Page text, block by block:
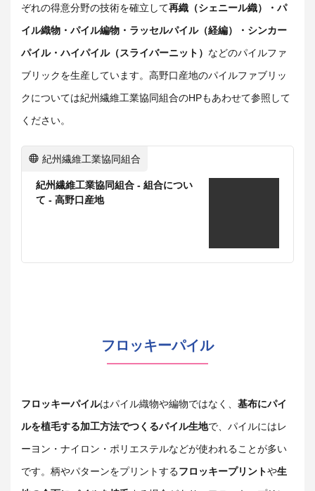
ぞれの得意分野の技術を確立して再織（シェニール織）・パ
イル織物・パイル編物・ラッセルパイル（経編）・シンカー
パイル・ハイパイル（スライバーニット） などのパイルファ
ブリックを生産しています。高野口産地のパイルファブリッ
クについては紀州繊維工業協同組合のHPもあわせて参照して
ください。
紀州繊維工業協同組合
紀州繊維工業協同組合 - 組合につい
て - 高野口産地
フロッキーパイル
フロッキーパイルはパイル織物や編物ではなく、 基布にパイ
ルを植毛する加工方法でつくるパイル生地で、パイルにはレ
ーヨン・ナイロン・ポリエステルなどが使われることが多い
です。柄やパターンをプリントするフロッキープリントや生